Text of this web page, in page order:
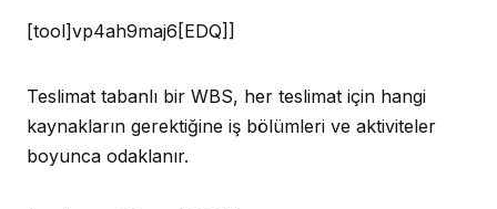
[tool]vp4ah9maj6[EDQ]]
Teslimat tabanlı bir WBS, her teslimat için hangi
kaynakların gerektiğine iş bölümleri ve aktiviteler
boyunca odaklanır.